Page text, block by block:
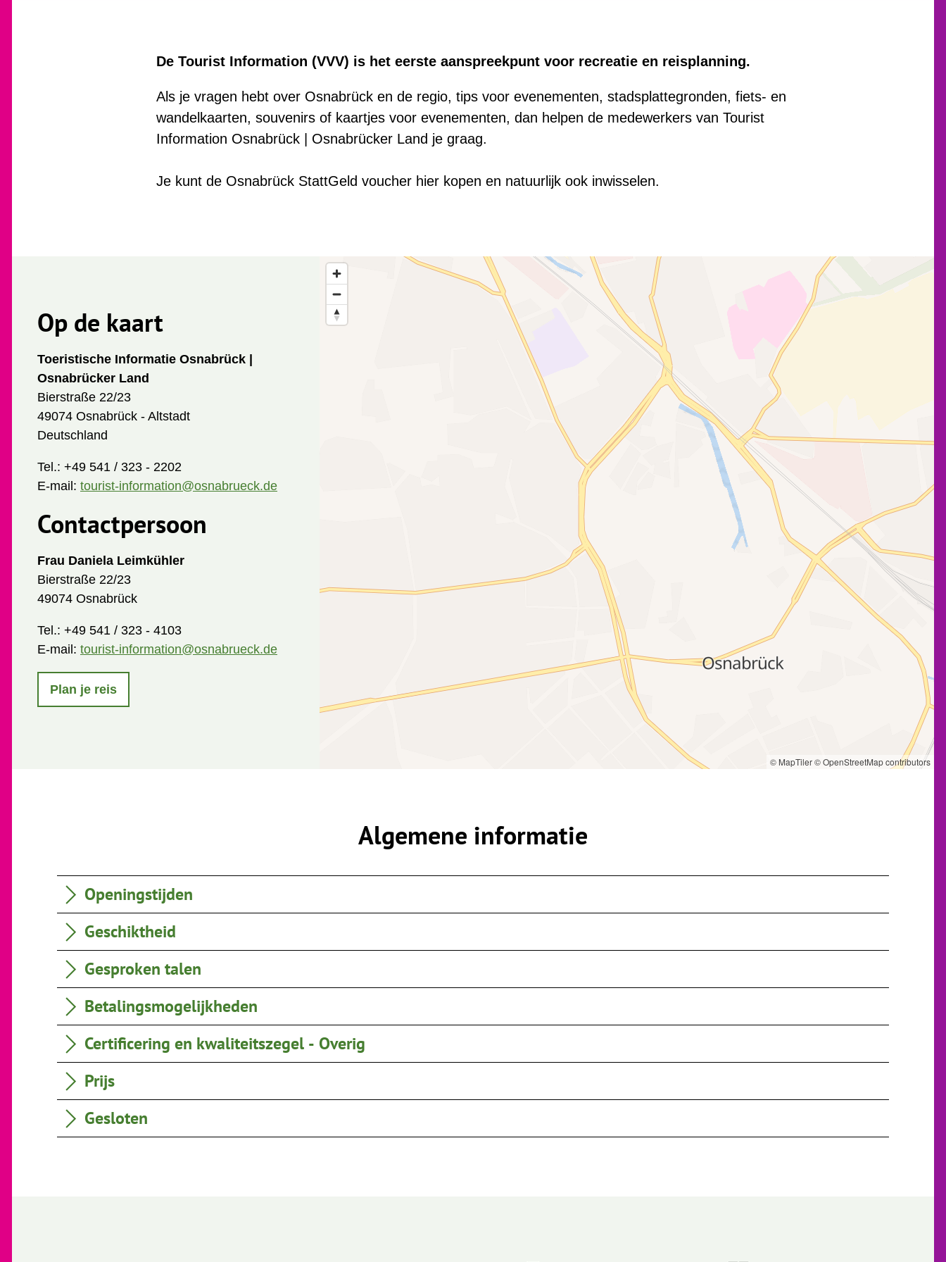
De Tourist Information (VVV) is het eerste aanspreekpunt voor recreatie en reisplanning.
Als je vragen hebt over Osnabrück en de regio, tips voor evenementen, stadsplattegronden, fiets- en
wandelkaarten, souvenirs of kaartjes voor evenementen, dan helpen de medewerkers van Tourist
Information Osnabrück | Osnabrücker Land je graag.
Je kunt de Osnabrück StattGeld voucher hier kopen en natuurlijk ook inwisselen.
Op de kaart
Toeristische Informatie Osnabrück |
Osnabrücker Land
Bierstraße 22/23
49074 Osnabrück - Altstadt
Deutschland
Tel.: +49 541 / 323 - 2202
E-mail: tourist-information@osnabrueck.de
Contactpersoon
Frau Daniela Leimkühler
Bierstraße 22/23
49074 Osnabrück
Tel.: +49 541 / 323 - 4103
E-mail: tourist-information@osnabrueck.de
Plan je reis
© MapTiler© OpenStreetMap contributors
Algemene informatie
Openingstijden
Geschiktheid
Gesproken talen
Betalingsmogelijkheden
Certificering en kwaliteitszegel - Overig
Prijs
Gesloten